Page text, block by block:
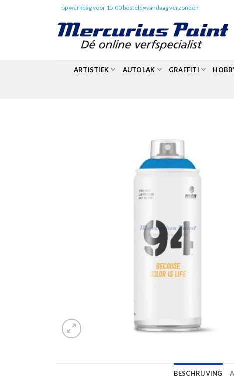
op werkdag voor 15:00 besteld=vandaag verzonden
ARTISTIEK AUTOLAK GRAFFITI
BESCHRIJVING